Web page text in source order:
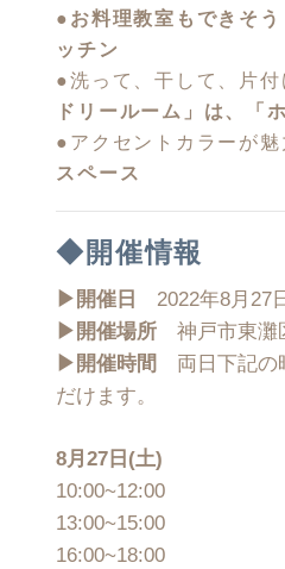
●お料理教室もできそ
ッチン
●洗って、干して、片付
ドリールーム」は、「
●アクセントカラーが魅
スペース
◆開催情報
▶︎開催日
2022年8月27
▶︎開催場所 神戸市東灘
▶︎開催時間
両日下記の
だけます。
8月27日(土)
10:00~12:00
13:00~15:00
16:00~18:00